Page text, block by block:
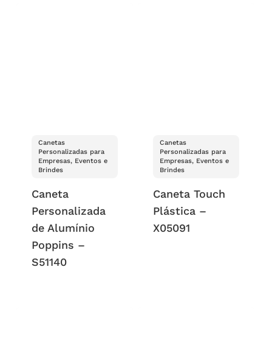
Canetas
Personalizadas para
Empresas, Eventos e
Brindes
Caneta
Personalizada
de Alumínio
Poppins –
S51140
Canetas
Personalizadas para
Empresas, Eventos e
Brindes
Caneta Touch
Plástica –
X05091